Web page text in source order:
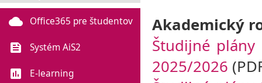
Akademický
Študijné plány
2025/2026
cloud Office365 pre študentov
feed Systém AiS2
poll E-learning